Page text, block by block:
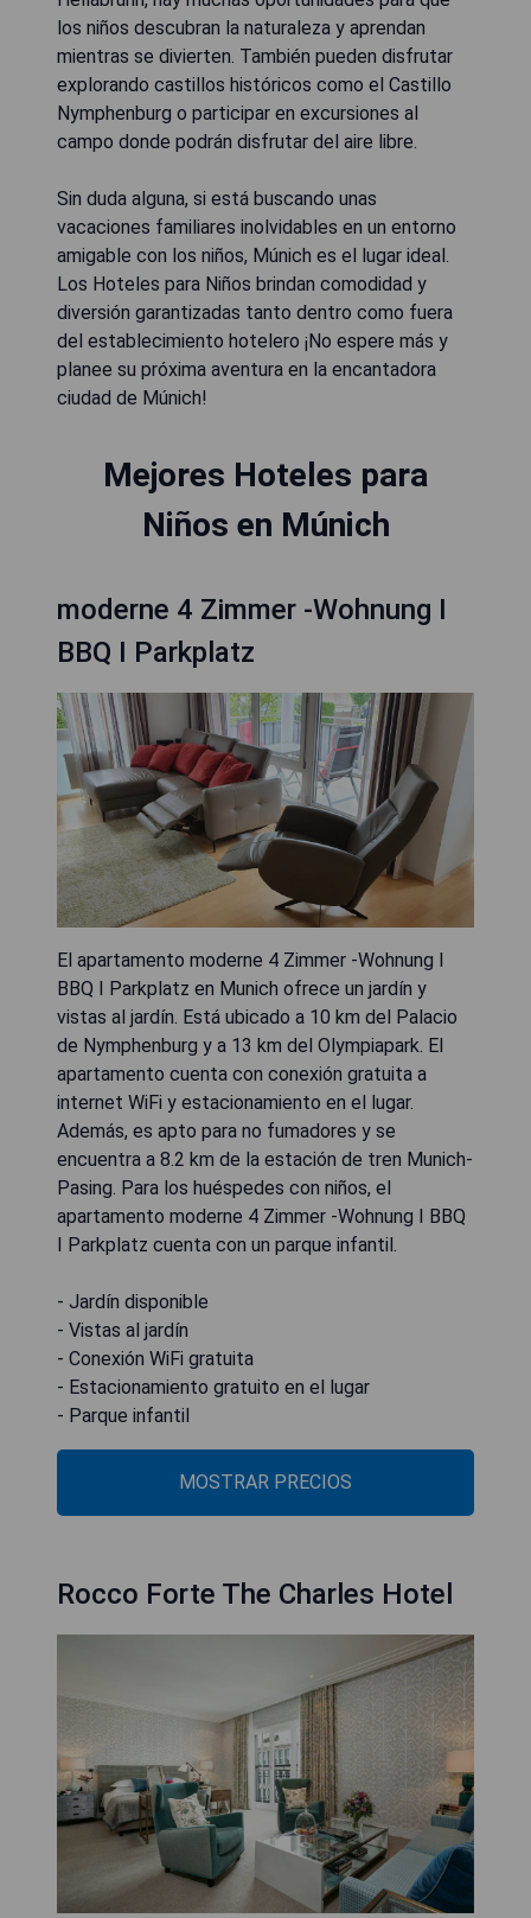
los niños descubran la naturaleza y aprendan
mientras se divierten. También pueden disfrutar
explorando castillos históricos como el Castillo
Nymphenburg o participar en excursiones al
campo donde podrán disfrutar del aire libre.
Sin duda alguna, si está buscando unas
vacaciones familiares inolvidables en un entorno
amigable con los niños, Múnich es el lugar ideal.
Los Hoteles para Niños brindan comodidad y
diversión garantizadas tanto dentro como fuera
del establecimiento hotelero ¡No espere más y
planee su próxima aventura en la encantadora
ciudad de Múnich!
Mejores Hoteles para
Niños en Múnich
moderne 4 Zimmer -Wohnung I
BBQ I Parkplatz
El apartamento moderne 4 Zimmer -Wohnung I
BBQ I Parkplatz en Munich ofrece un jardín y
vistas al jardín. Está ubicado a 10 km del Palacio
de Nymphenburg y a 13 km del Olympiapark. El
apartamento cuenta con conexión gratuita a
internet WiFi y estacionamiento en el lugar.
Además, es apto para no fumadores y se
encuentra a 8.2 km de la estación de tren Munich-
Pasing. Para los huéspedes con niños, el
apartamento moderne 4 Zimmer -Wohnung I BBQ
I Parkplatz cuenta con un parque infantil.
- Jardín disponible
- Vistas al jardín
- Conexión WiFi gratuita
- Estacionamiento gratuito en el lugar
- Parque infantil
MOSTRAR PRECIOS
Rocco Forte The Charles Hotel